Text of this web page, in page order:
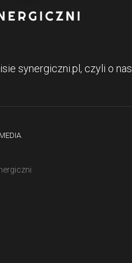
synergiczni.pl, czyli o nas